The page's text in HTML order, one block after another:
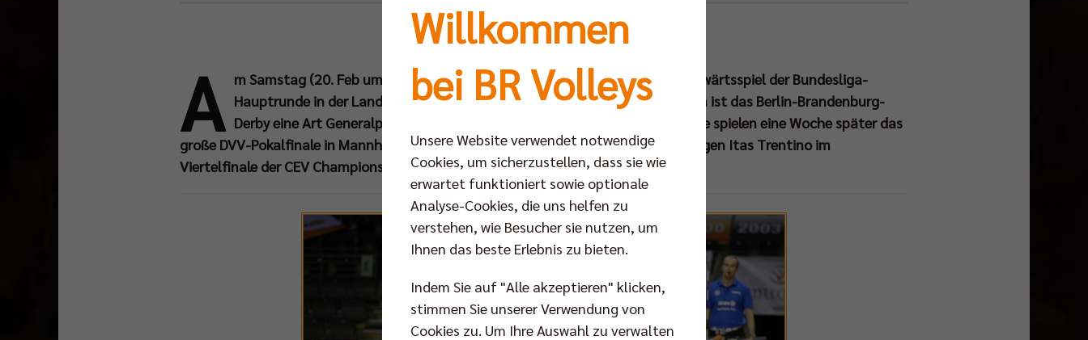
Fr 19.02.2021
A m Samstag (20. Feb um 18.00 Uhr) bestreiten die BR Volleys ihr letztes Auswärtsspiel der Bundesliga-
Hauptrunde in der Landkost-Arena Bestensee. Für die beiden Kontrahenten ist das Berlin-Brandenburg-
Derby eine Art Generalprobe. Die gastgebenden Netzhoppers KW-Bestensee spielen eine Woche später das
große DVV-Pokalfinale in Mannheim, die Hauptstädter schlagen am Donnerstag gegen Itas Trentino im
Viertelfinale der CEV Champions League auf.
Willkommen
bei BR Volleys
Unsere Website verwendet notwendige
Cookies, um sicherzustellen, dass sie wie
erwartet funktioniert sowie optionale
Analyse-Cookies, die uns helfen zu
verstehen, wie Besucher sie nutzen, um
Ihnen das beste Erlebnis zu bieten.
Indem Sie auf "Alle akzeptieren" klicken,
stimmen Sie unserer Verwendung von
Cookies zu. Um Ihre Auswahl zu verwalten